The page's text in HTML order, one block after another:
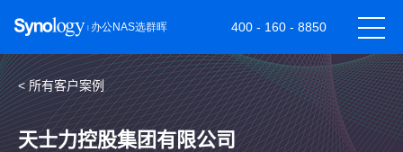
400 - 160 - 8850
< 所有客户案例
天士力控股集团有限公司